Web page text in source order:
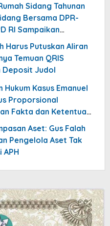
Sidang Tahunan
Bersama DPR-
RI Sampaikan
Kediaman Jusuf Kalla
Harus Putuskan Aliran
Temuan QRIS
Deposit Judol
Hukum Kasus Emanuel
Proporsional
Fakta dan Ketentuan
Aset: Gus Falah
Pengelola Aset Tak
APH